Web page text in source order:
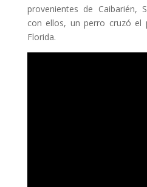
provenientes de Caibarién,
con ellos, un perro cruzó el
Florida.